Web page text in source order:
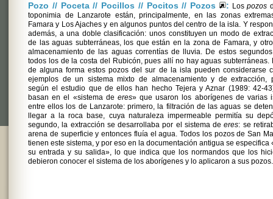
Pozo // Poceta // Pocillos // Pocitos // Pozos
: Lospozos
toponimia de Lanzarote están, principalmente, en las zonas
Famara y Los Ajaches y en algunos puntos del centro de la isla. Y
además, a una doble clasificación: unos constituyen un modo de
de las aguas subterráneas, los que están en la zona de Famara, y
almacenamiento de las aguas correntías de lluvia. De estos
todos los de la costa del Rubicón, pues allí no hay aguas subterráneas.
de alguna forma estos pozos del sur de la isla pueden considerarse
ejemplos de un sistema mixto de almacenamiento y de extracción,
según el estudio que de ellos han hecho Tejera y Aznar (1989: 42-
basan en el «sistema de eres» que usaron los aborígenes de varias
entre ellos los de Lanzarote: primero, la filtración de las aguas se
llegar a la roca base, cuya naturaleza impermeable permitía su
segundo, la extracción se desarrollaba por el sistema deeres: se
arena de superficie y entonces fluía el agua. Todos los pozos de San
tienen este sistema, y por eso en la documentación antigua se especifica
su entrada y su salida», lo que indica que los normandos que los
debieron conocer el sistema de los aborígenes y lo aplicaron a sus pozos.